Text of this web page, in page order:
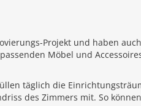
Projekt und haben
Möbel und
täglich die
des Zimmers mit. So